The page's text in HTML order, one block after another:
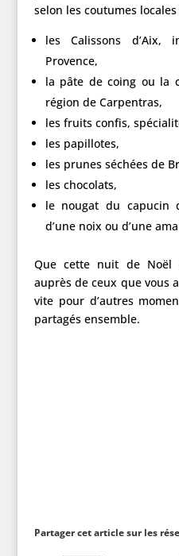
selon les coutumes
les Calissons d’Aix,
Provence,
la pâte de coing ou la
région de Carpentras,
les fruits confis,
les papillotes,
les prunes séchées de
les chocolats,
le nougat du capucin
d’une noix ou d’une
Que cette nuit de Noël
auprès de ceux que vous
vite pour d’autres
partagés ensemble.
Partager cet article sur les